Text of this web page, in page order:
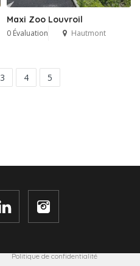
Maxi Zoo Louvroil
0 Évaluation Hautmont
3 4 5
Politique de confidentialité